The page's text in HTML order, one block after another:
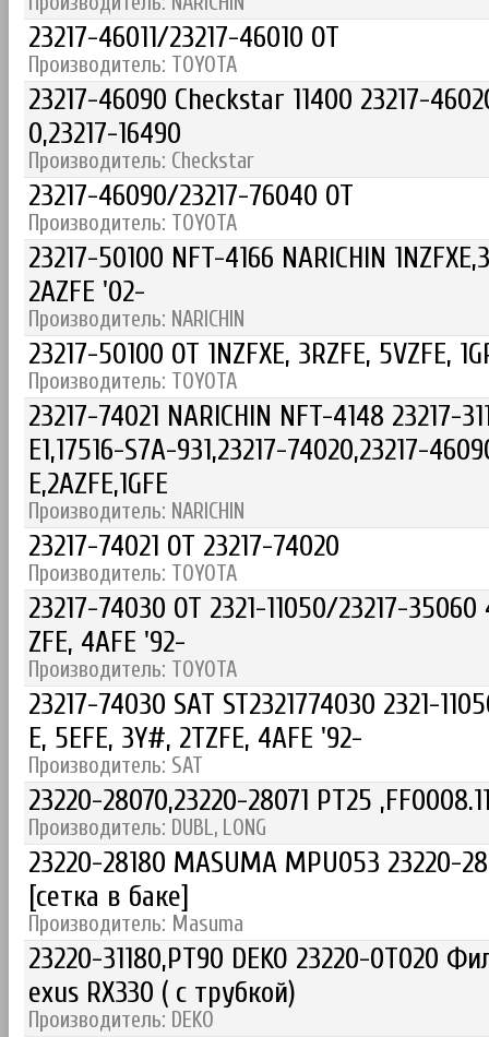
23217-46011/23217-46010 OT
Производитель: TOYOTA
23217-46090 Checkstar 11400 23217-
0,23217-16490
Производитель: Checkstar
23217-46090/23217-76040 OT
Производитель: TOYOTA
23217-50100 NFT-4166 NARICHIN
2AZFE '02-
Производитель: NARICHIN
23217-50100 OT 1NZFXE, 3RZFE, 5VZFE,
Производитель: TOYOTA
23217-74021 NARICHIN NFT-4148 23217-
E1,17516-S7A-931,23217-74020,23217-
E,2AZFE,1GFE
Производитель: NARICHIN
23217-74021 OT 23217-74020
Производитель: TOYOTA
23217-74030 OT 2321-11050/23217-35060
ZFE, 4AFE '92-
Производитель: TOYOTA
23217-74030 SAT ST2321774030 2321-
E, 5EFE, 3Y#, 2TZFE, 4AFE '92-
Производитель: SAT
23220-28070,23220-28071 PT25
Производитель: DUBL, LONG
23220-28180 MASUMA MPU053 23220-
[сетка в баке]
Производитель: Masuma
23220-31180,PT90 DEKO 23220-0T020
exus RX330 ( с трубкой)
Производитель: DEKO